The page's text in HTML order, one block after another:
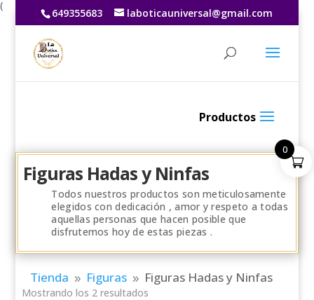
(
649355683 laboticauniversal@gmail.com
Figuras Hadas y Ninfas
Todos nuestros productos son meticulosamente
elegidos con dedicación , amor y respeto a todas
aquellas personas que hacen posible que
disfrutemos hoy de estas piezas .
Tienda 9 Figuras 9 Figuras Hadas y Ninfas
Mostrando los 2 resultados
0